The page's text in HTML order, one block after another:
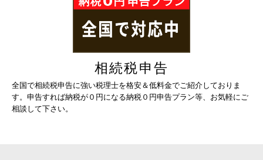
相続税申告
全国で相続税申告に強い税理士を格安＆低料金でご紹介しておりま
す。申告すれば納税が０円になる納税０円申告プラン等、お気軽にご
相談して下さい。